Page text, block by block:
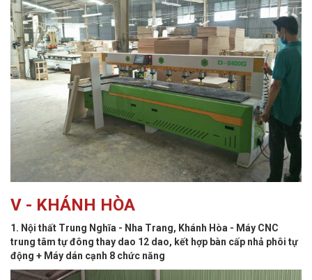
V - KHÁNH HÒA
1. Nội thất Trung Nghĩa - Nha Trang, Khánh Hòa - Máy CNC
trung tâm tự đông thay dao 12 dao, kết hợp bàn cấp nhả phôi tự
động + Máy dán cạnh 8 chức năng